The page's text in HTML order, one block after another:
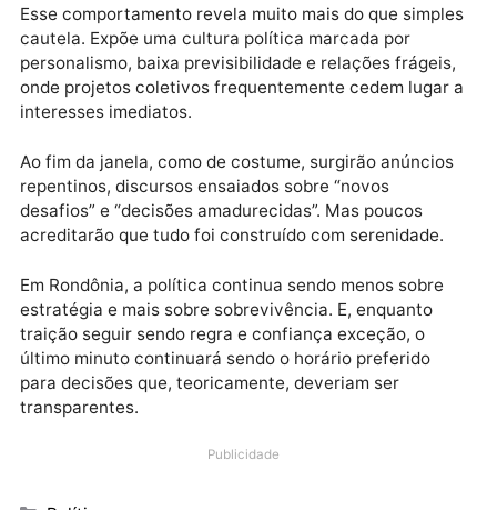
conforme a conveniência do momento.
A janela partidária, que deveria ser um instrumento
amadurecimento do sistema político, acaba
funcionando como um período de tensão máxima.
Quem se antecipa corre risco. Quem demora demais
pode perder o trem.
Esse comportamento revela muito mais do que
personalismo, baixa previsibilidade e relações
onde projetos coletivos frequentemente cedem
interesses imediatos.
Ao fim da janela, como de costume, surgirão
desafios” e “decisões amadurecidas”. Mas poucos